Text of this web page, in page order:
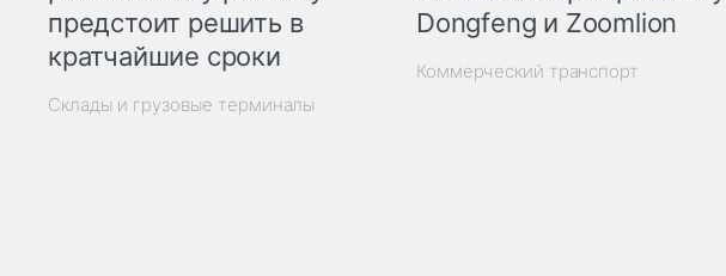
предстоит решить в
кратчайшие сроки
Склады и грузовые терминалы
Dongfeng и Zoomlion
Коммерческий транспорт